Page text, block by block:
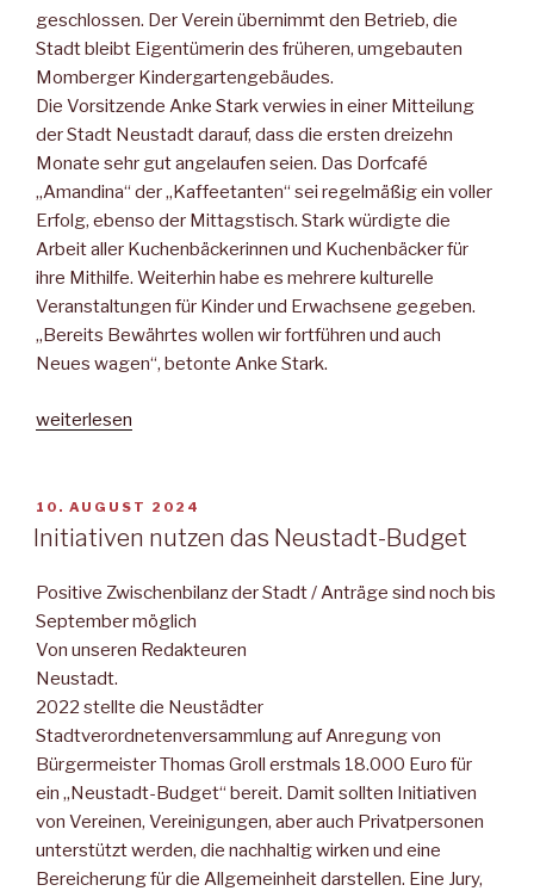
geschlossen. Der Verein übernimmt den Betrieb, die
Stadt bleibt Eigentümerin des früheren, umgebauten
Momberger Kindergartengebäudes.
Die Vorsitzende Anke Stark verwies in einer Mitteilung
der Stadt Neustadt darauf, dass die ersten dreizehn
Monate sehr gut angelaufen seien. Das Dorfcafé
„Amandina“ der „Kaffeetanten“ sei regelmäßig ein voller
Erfolg, ebenso der Mittagstisch. Stark würdigte die
Arbeit aller Kuchenbäckerinnen und Kuchenbäcker für
ihre Mithilfe. Weiterhin habe es mehrere kulturelle
Veranstaltungen für Kinder und Erwachsene gegeben.
„Bereits Bewährtes wollen wir fortführen und auch
Neues wagen“, betonte Anke Stark.
„Eine
Momberg“
weiterlesen
VERÖFFENTLICHT
AM
10. AUGUST 2024
Initiativen nutzen das Neustadt-Budget
Positive Zwischenbilanz der Stadt / Anträge sind noch bis
September möglich
Von unseren Redakteuren
Neustadt.
2022 stellte die Neustädter
Stadtverordnetenversammlung auf Anregung von
Bürgermeister Thomas Groll erstmals 18.000 Euro für
ein „Neustadt-Budget“ bereit. Damit sollten Initiativen
von Vereinen, Vereinigungen, aber auch Privatpersonen
unterstützt werden, die nachhaltig wirken und eine
Bereicherung für die Allgemeinheit darstellen. Eine Jury,